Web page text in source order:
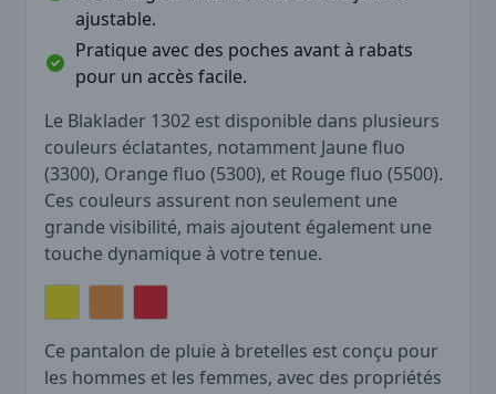
ajustable.
Pratique avec des poches avant à rabats
pour un accès facile.
Le Blaklader 1302 est disponible dans plusieurs
couleurs éclatantes, notamment Jaune fluo
(3300), Orange fluo (5300), et Rouge fluo (5500).
Ces couleurs assurent non seulement une
grande visibilité, mais ajoutent également une
touche dynamique à votre tenue.
Ce pantalon de pluie à bretelles est conçu pour
les hommes et les femmes, avec des propriétés